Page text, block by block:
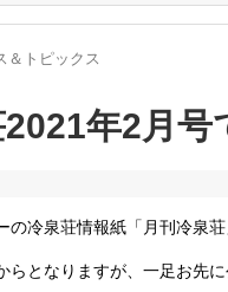
＆トピックス
年2月号
の冷泉荘情報紙「月刊冷泉
らとなりますが、一足お先に